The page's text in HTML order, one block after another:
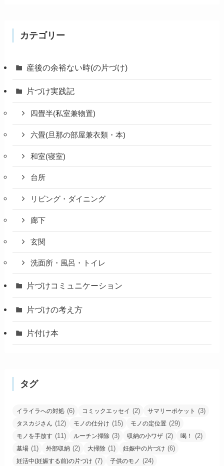
カテゴリー
産後の余裕ない時(の片づけ)
片づけ実践記
四畳半(私室兼物置)
六畳(旦那の部屋兼衣類・本)
和室(寝室)
台所
リビング・ダイニング
廊下
玄関
洗面所・風呂・トイレ
片づけコミュニケーション
片づけの考え方
片付け本
タグ
イライラへの対処 (6) コミックエッセイ (2) サマリーポケット (3)
タスカジさん (12) モノの仕分け (15) モノの定位置 (29)
モノを手放す (11) ルーチン掃除 (3) 収納の小ワザ (2) 喝！ (2)
墓場 (1) 外部収納 (2) 大掃除 (1) 妊娠中の片づけ (6)
妊活中(妊娠する前)の片づけ (7) 子供のモノ (24)